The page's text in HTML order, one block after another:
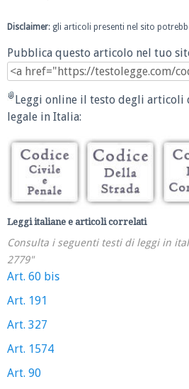
Disclaimer: gli articoli presenti nel sito
Pubblica questo articolo nel tuo
Leggi online il testo degli articoli
legale in Italia:
Leggi italiane e articoli correlati
Consulta i seguenti testi di leggi in
2779"
Art. 60 bis
Art. 191
Art. 327
Art. 1574
Art. 90